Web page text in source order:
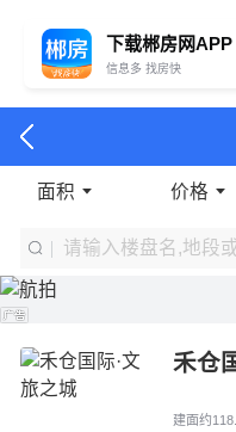
下载郴房网APP
信息多 找房快
面积 价格
禾仓
建面约